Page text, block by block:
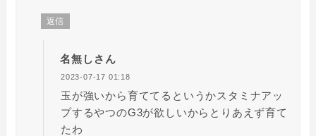
返信
名無しさん
2023-07-17 01:18
玉が強いから育ててるというかスタミナアッ
プするやつのG3が欲しいからとりあえず育て
たわ